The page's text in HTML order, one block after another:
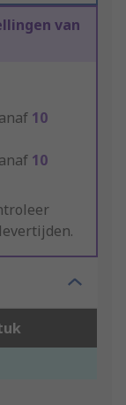
van
10
10